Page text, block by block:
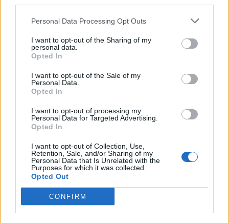
Personal Data Processing Opt Outs
I want to opt-out of the Sharing of my
personal data.
Opted In
I want to opt-out of the Sale of my
Personal Data.
Opted In
I want to opt-out of processing my
Personal Data for Targeted Advertising.
Opted In
I want to opt-out of Collection, Use,
Retention, Sale, and/or Sharing of my
Personal Data that Is Unrelated with the
Purposes for which it was collected.
Opted Out
CONFIRM
Un sabato di controlli tra possibili furti,
fughe e sicurezza urbana in provincia